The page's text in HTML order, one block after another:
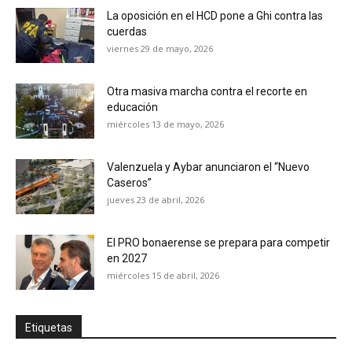
La oposición en el HCD pone a Ghi contra las
cuerdas
viernes 29 de mayo, 2026
Otra masiva marcha contra el recorte en
educación
miércoles 13 de mayo, 2026
Valenzuela y Aybar anunciaron el “Nuevo
Caseros”
jueves 23 de abril, 2026
El PRO bonaerense se prepara para competir
en 2027
miércoles 15 de abril, 2026
Etiquetas